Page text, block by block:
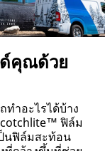
คุณด้วย
ำอะไรได้บ้าง
ฟิล์ม
นฟิล์มสะท้อน